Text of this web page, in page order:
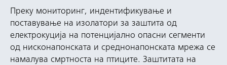
Преку мониторинг, индентификување и
поставување на изолатори за заштита од
електрокуција на потенцијално опасни сегменти
од нисконапонската и среднонапонската мрежа се
намалува смртноста на птиците. Заштитата на